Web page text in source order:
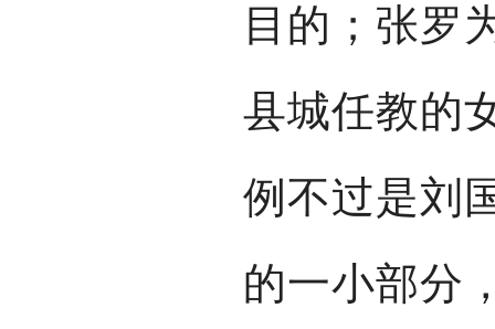
目的；张罗
县城任教的
例不过是刘
的一小部分